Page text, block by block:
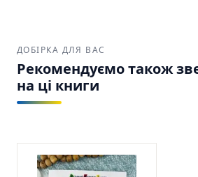
ДОБІРКА ДЛЯ ВАС
Рекомендуємо також
на ці книги